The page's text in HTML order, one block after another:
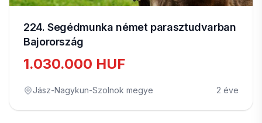
224. Segédmunka német parasztudvarban
Bajorország
1.030.000 HUF
Jász-Nagykun-Szolnok megye 2 éve